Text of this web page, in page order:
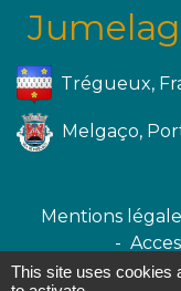
Trégueux,
Melgaço,
Mentions
-
This site uses cookies